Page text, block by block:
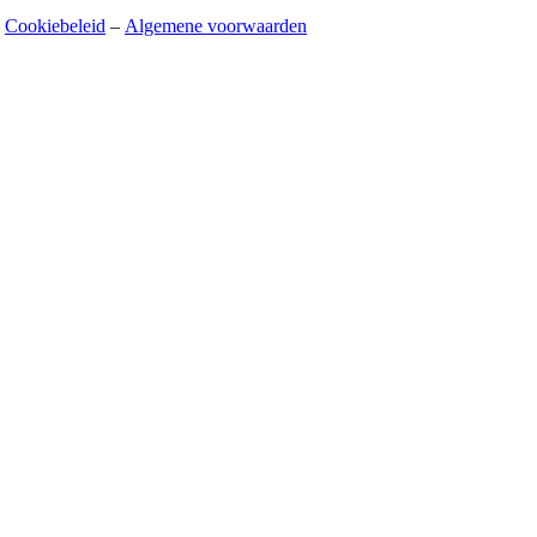
Cookiebeleid – Algemene voorwaarden